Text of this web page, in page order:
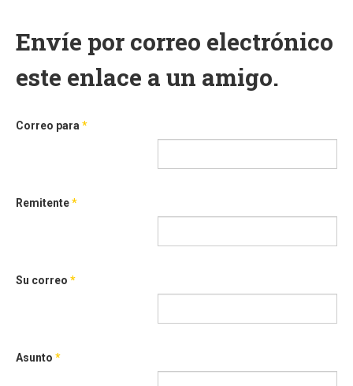
Envíe por correo electrónico
este enlace a un amigo.
Correo para *
Remitente*
Su correo *
Asunto *